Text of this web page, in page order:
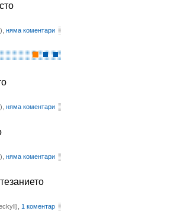
няма коментари
няма коментари
няма коментари
1 коментар